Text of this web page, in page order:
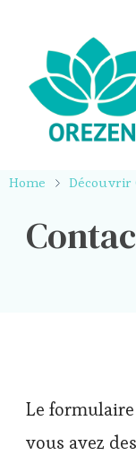
Home Découvrir
Le
vous avez